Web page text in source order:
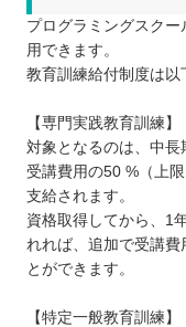
プログラミングスクー
用できます。
教育訓練給付制度は以
【専門実践教育訓練】
対象となるのは、中長
受講費用の50 %（上
支給されます。
資格取得してから、1
れれば、追加で受講費
とができます。
【特定一般教育訓練】